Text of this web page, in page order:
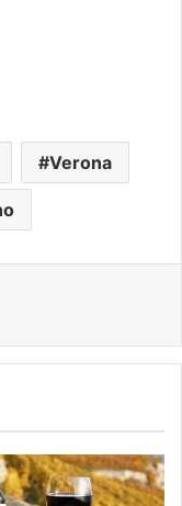
Verona